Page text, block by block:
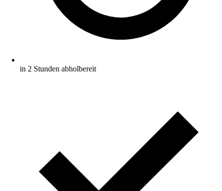
in 2 Stunden abholbereit